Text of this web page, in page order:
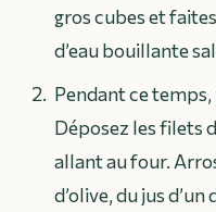
gros cubes et
d’eau bouillante
Pendant ce
Déposez les filets
allant au four.
d’olive, du jus